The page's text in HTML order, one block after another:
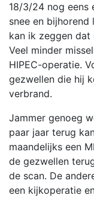
18/3/24 nog eens
snee en
kan ik zeggen
Veel minder
HIPEC-operatie.
gezwellen die hij
verbrand.
Jammer genoeg
paar jaar terug
maandelijks een
de gezwellen
de scan. De
een kijkoperatie